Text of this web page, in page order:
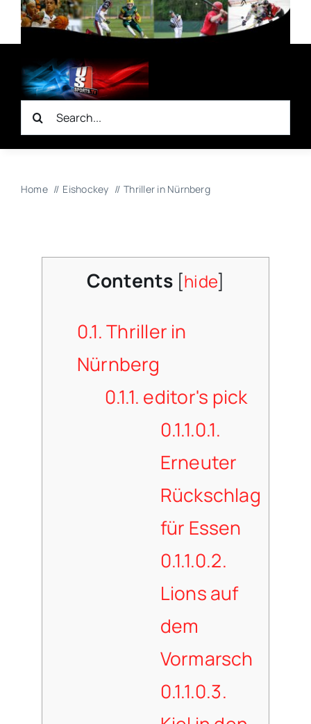
Zum
Inhalt
springen
Suche
nach:
Home Eishockey Thriller in Nürnberg
Contents [hide]
0.1.Thriller in
Nürnberg
0.1.1. editor's pick
0.1.1.0.1.
Erneuter
Rückschlag
für Essen
0.1.1.0.2.
Lions auf
dem
Vormarsch
0.1.1.0.3.